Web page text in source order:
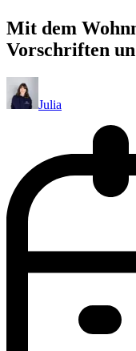
Mit dem
Vorschriften
Julia